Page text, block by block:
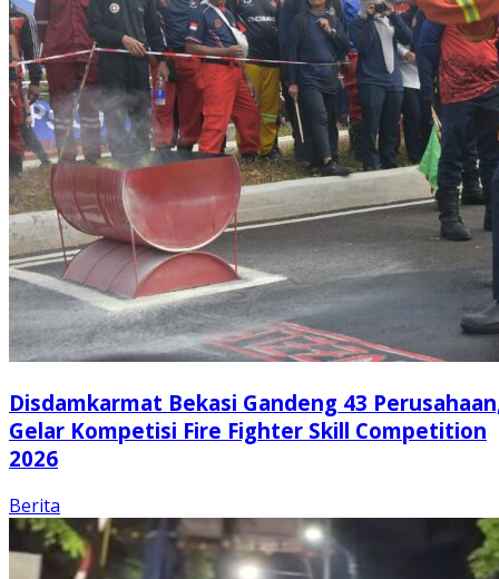
Disdamkarmat Bekasi Gandeng 43
Gelar Kompetisi Fire Fighter Skill Competition
2026
Berita